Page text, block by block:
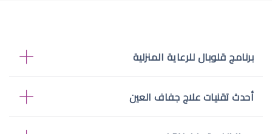
برنامج قلوبال للرعاية المنزلية
أحدث تقنيات علاج جفاف العين